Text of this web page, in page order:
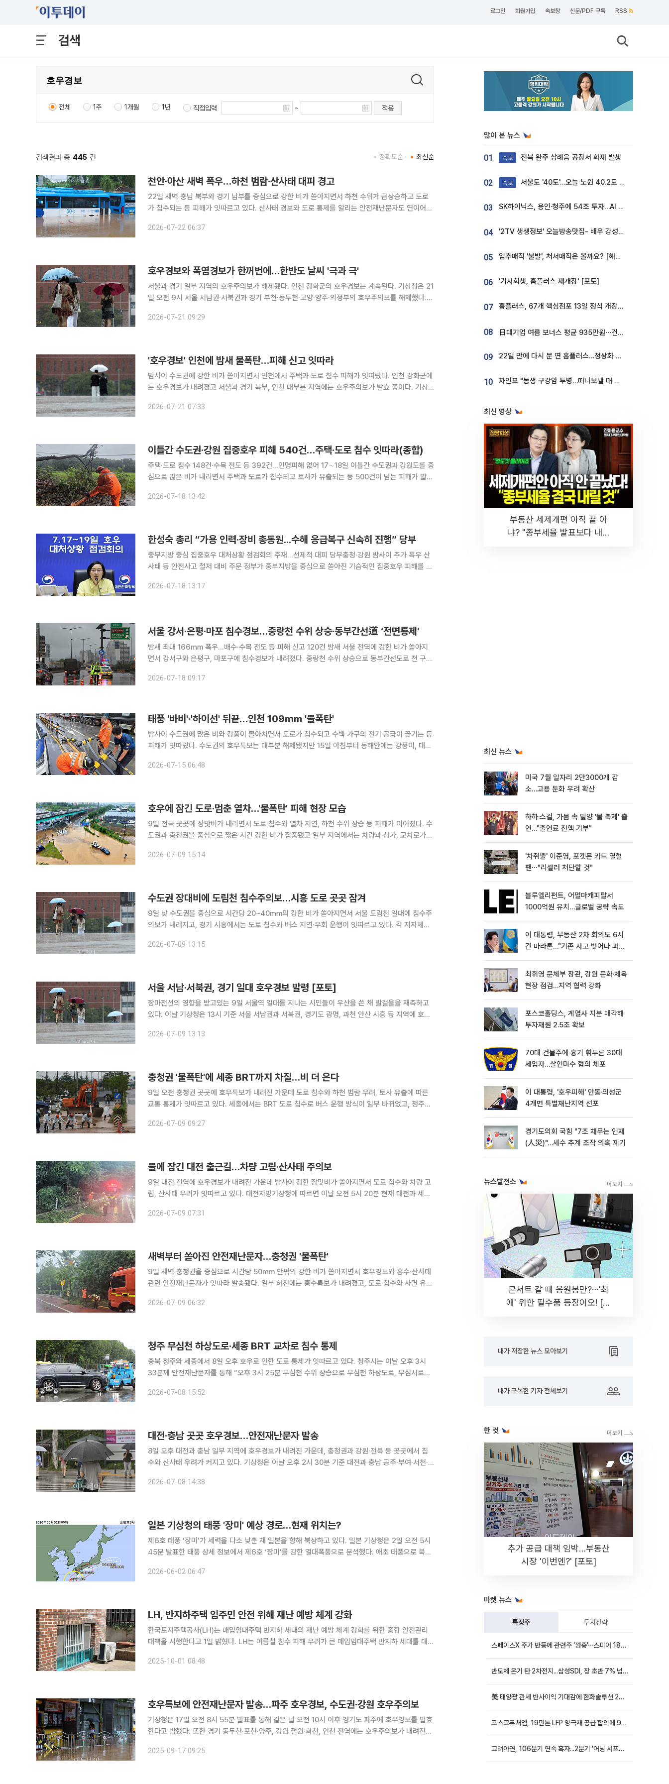
로그인 회원가입 속보창 신문/PDF 구독 RSS
검색
전체 1주 1개월 1년 직접입력 ~ 적용
검색결과 총 445 건 최신순
정확도순
천안·아산 새벽 폭우…하천 범람·산사태 대피 경고
22일 새벽 충남 북부와 경기 남부를 중심으로 강한 비가 쏟아지면서 하천 수위가 급상승하고 도로
가 침수되는 등 피해가 잇따르고 있다. 산사태 경보와 도로 통제를 알리는 안전재난문자도 연이어
효됐다. 경기 남부와 충남 북부에는 시간당 20㎜ 안팎, 강원 남부
2026-07-22 06:37
호우경보와 폭염경보가 한꺼번에…한반도 날씨 '극과 극'
서울과 경기 일부 지역의 호우주의보가 해제됐다. 인천 강화군의 호우경보는 계속된다. 기상청은 21
일 오전 9시 서울 서남권·서북권과 경기 부천·동두천·고양·양주·의정부의 호우주의보를 해제했다.
김포·연천·포천·파주, 강원 철원, 서해5도 연평도·우도다.
2026-07-21 09:29
'호우경보' 인천에 밤새 물폭탄…피해 신고 잇따라
밤사이 수도권에 강한 비가 쏟아지면서 인천에서 주택과 도로 침수 피해가 잇따랐다. 인천 강화군에
는 호우경보가 내려졌고 서울과 경기 북부, 인천 대부분 지역에는 호우주의보가 발효 중이다. 기상
전 지역에 호우주의보가 내려졌다. 경기 부천·김포·동두천·연천·
2026-07-21 07:33
이틀간 수도권·강원 집중호우 피해 540건…주택·도로 침수 잇따라(종합)
주택·도로 침수 148건·수목 전도 등 392건…인명피해 없어 17∼18일 이틀간 수도권과 강원도를 중
심으로 많은 비가 내리면서 주택과 도로가 침수되고 토사가 유출되는 등 500건이 넘는 피해가 발생
파주 192.5㎜, 동두천 189.5㎜, 포천 179.0㎜
2026-07-18 13:42
한성숙 총리 “가용 인력·장비 총동원...수해 응급복구 신속히 진행” 당부
중부지방 중심 집중호우 대처상황 점검회의 주재...선제적 대피 당부충청·강원 밤사이 추가 폭우 산
사태 등 안전사고 철저 대비 주문 정부가 중부지방을 중심으로 쏟아진 기습적인 집중호우 피해를 최
생한 지역의 주민 불편을 줄일 수 있도록 가용 장비와 인력을 총
2026-07-18 13:17
서울 강서·은평·마포 침수경보…중랑천 수위 상승·동부간선道 ‘전면통제’
밤새 최대 166㎜ 폭우…배수·수목 전도 등 피해 신고 120건 밤새 서울 전역에 강한 비가 쏟아지
면서 강서구와 은평구, 마포구에 침수경보가 내려졌다. 중랑천 수위 상승으로 동부간선도로 전 구간
준 강서구·은평구·마포구에 침수경보가, 마포구와 양천구에는
2026-07-18 09:17
태풍 '바비'·'하이선' 뒤끝…인천 109㎜ '물폭탄'
밤사이 수도권에 많은 비와 강풍이 몰아치면서 도로가 침수되고 수백 가구의 전기 공급이 끊기는 등
피해가 잇따랐다. 수도권의 호우특보는 대부분 해제됐지만 15일 아침부터 동해안에는 강풍이, 대구·
면 전날 오후 6시부터 이날 오전 3시까지 인천에서 접수된 강풍
2026-07-15 06:48
호우에 잠긴 도로·멈춘 열차…'물폭탄' 피해 현장 모습
9일 전국 곳곳에 장맛비가 내리면서 도로 침수와 열차 지연, 하천 수위 상승 등 피해가 이어졌다. 수
도권과 충청권을 중심으로 짧은 시간 강한 비가 집중됐고 일부 지역에서는 차량과 상가, 교차로가
KTX 26개와 일반열차 32개가 지연 운행하면서 승객들은
2026-07-09 15:14
수도권 장대비에 도림천 침수주의보…시흥 도로 곳곳 잠겨
9일 낮 수도권을 중심으로 시간당 20~40㎜의 강한 비가 쏟아지면서 서울 도림천 일대에 침수주
의보가 내려지고, 경기 시흥에서는 도로 침수와 버스 지연·우회 운행이 잇따르고 있다. 각 지자체는
경기 남부와 강원 중·남부 내륙·산지, 충청권, 전라권, 경북
2026-07-09 13:15
서울 서남·서북권, 경기 일대 호우경보 발령 [포토]
장마전선의 영향을 받고있는 9일 서울역 일대를 지나는 시민들이 우산을 쓴 채 발걸을을 재촉하고
있다. 이날 기상청은 13시 기준 서울 서남권과 서북권, 경기도 광명, 과천 안산 시흥 등 지역에 호우
2026-07-09 13:13
충청권 '물폭탄'에 세종 BRT까지 차질…비 더 온다
9일 오전 충청권 곳곳에 호우특보가 내려진 가운데 도로 침수와 하천 범람 우려, 토사 유출에 따른
교통 통제가 잇따르고 있다. 세종에서는 BRT 도로 침수로 버스 운행 방식이 일부 바뀌었고, 청주와
준 충남 천안·아산, 충북 진천·음성·증평, 세종 북부에
2026-07-09 09:27
물에 잠긴 대전 출근길…차량 고립·산사태 주의보
9일 대전 전역에 호우경보가 내려진 가운데 밤사이 강한 장맛비가 쏟아지면서 도로 침수와 차량 고
립, 산사태 우려가 잇따르고 있다. 대전지방기상청에 따르면 이날 오전 5시 20분 현재 대전과 세종,
터 이날 오전 5시까지 누적 강수량은 대전 장동 188.5㎜,
2026-07-09 07:31
새벽부터 쏟아진 안전재난문자…충청권 '물폭탄'
9일 새벽 충청권을 중심으로 시간당 50㎜ 안팎의 강한 비가 쏟아지면서 호우경보와 홍수·산사태
관련 안전재난문자가 잇따라 발송됐다. 일부 하천에는 홍수특보가 내려졌고, 도로 침수와 사면 유실
지방과 전라권, 경북에 호우특보가 발효된 가운데 전국 대부분 지역
2026-07-09 06:32
청주 무심천 하상도로·세종 BRT 교차로 침수 통제
충북 청주와 세종에서 8일 오후 호우로 인한 도로 통제가 잇따르고 있다. 청주시는 이날 오후 3시
33분께 안전재난문자를 통해 “오후 3시 25분 무심천 수위 상승으로 무심천 하상도로, 무심서로를
송됐다. 세종시도 오후 3시 31분께 한별동 759번지
2026-07-08 15:52
대전·충남 곳곳 호우경보…안전재난문자 발송
8일 오후 대전과 충남 일부 지역에 호우경보가 내려진 가운데, 충청권과 강원·전북 등 곳곳에서 침
수와 산사태 우려가 커지고 있다. 기상청은 이날 오후 2시 30분 기준 대전과 충남 공주·부여·서천·
북 전역, 세종, 전북 고창·김제·진안·무주·임실·순창·
2026-07-08 14:38
일본 기상청의 태풍 '장미' 예상 경로…현재 위치는?
제6호 태풍 ‘장미’가 세력을 다소 낮춘 채 일본을 향해 북상하고 있다. 일본 기상청은 2일 오전 5시
45분 발표한 태풍 상세 정보에서 제6호 ‘장미’를 강한 열대폭풍으로 분석했다. 애초 태풍으로 북상
장미는 2일 오전 5시 현재 중심기압 975hPa
2026-06-02 06:47
LH, 반지하주택 입주민 안전 위해 재난 예방 체계 강화
한국토지주택공사(LH)는 매입임대주택 반지하 세대의 재난 예방 체계 강화를 위한 종합 안전관리
대책을 시행한다고 1일 밝혔다. LH는 여름철 침수 피해 우려가 큰 매입임대주택 반지하 세대를 대상
시행해 왔다. 최근 기후 변화로 여름철 도심 내 기습·극한 호우
2025-10-01 08:48
호우특보에 안전재난문자 발송…파주 호우경보, 수도권·강원 호우주의보
기상청은 17일 오전 8시 55분 발표를 통해 같은 날 오전 10시 이후 경기도 파주에 호우경보를 발효
한다고 밝혔다. 또한 경기 동두천·포천·양주, 강원 철원·화천, 인천 전역에는 호우주의보가 내려진다.
가 더해져 총 20~80㎜의 비가 내릴 것으로 예상된
2025-09-17 09:25
많이 본 뉴스
01 속보 전북 완주 삼례읍 공장서 화재 발생
02 속보 서울도 '40도'…오늘 노원 40.2도 기록
03 SK하이닉스, 용인·청주에 54조 투자…AI 메모리 생산기지 키운다
04 '2TV 생생정보' 오늘방송맛집- 배우 강성진 단골! 쌀국수ㆍ푸팟퐁 커리 맛집 '블○○○'
05 입추매직 '불발', 처서매직은 올까요? [해시태그]
06 '기사회생, 홈플러스 재개장' [포토]
07 홈플러스, 67개 핵심점포 13일 정식 개장…영업 재개 속도
08 日대기업 여름 보너스 평균 935만원⋯건설회사 1800만 넘어
09 22일 만에 다시 문 연 홈플러스…정상화 바쁜데 재고 없어 ‘발동동’[가보니]
10 차인표 "동생 구강암 투병…떠나보낼 때 가장 힘들었다”
최신 영상
부동산 세제개편 아직 끝 아
냐? "종부세율 발표보다 내릴
최신 뉴스
미국 7월 일자리 2만3000개 감
소…고용 둔화 우려 확산
하하·스컬, 가뭄 속 밀양 '물 축제' 출
연…"출연료 전액 기부"
'차쥐뿔' 이준영, 포켓몬 카드 열혈
팬⋯"리셀러 처단할 것"
블루엘리펀트, 어펄마캐피탈서
1000억원 유치…글로벌 공략 속도
이 대통령, 부동산 2차 회의도 6시
간 마라톤…"기존 사고 벗어나 과감
최휘영 문체부 장관, 강원 문화·체육
현장 점검…지역 협력 강화
포스코홀딩스, 계열사 지분 매각해
투자재원 2.5조 확보
70대 건물주에 흉기 휘두른 30대
세입자…살인미수 혐의 체포
이 대통령, '호우피해' 안동·의성군
4개면 특별재난지역 선포
경기도의회 국힘 "7조 채무는 인재
(人災)"…세수 추계 조작 의혹 제기
뉴스발전소
콘서트 갈 때 응원봉만?⋯'최
애' 위한 필수품 등장이오! [솔
내가 저장한 뉴스 모아보기
내가 구독한 기자 전체보기
한 컷
추가 공급 대책 임박…부동산
시장 '이번엔?' [포토]
마켓 뉴스
특징주 투자전략
스페이스X 주가 반등에 관련주 ‘껑충’⋯스피어 18%ㆍ에이치브이엠 12%↑
반도체 온기 탄 2차전지...삼성SDI, 장 초반 7% 넘게 껑충
美 태양광 관세 반사이익 기대감에 한화솔루션 20%대·OCI홀딩스 14%대 급등
포스코퓨처엠, 19만톤 LFP 양극재 공급 합의에 9%대 강세
고려아연, 106분기 연속 흑자...2분기 '어닝 서프라이즈'에 장 초반 12%대 강세